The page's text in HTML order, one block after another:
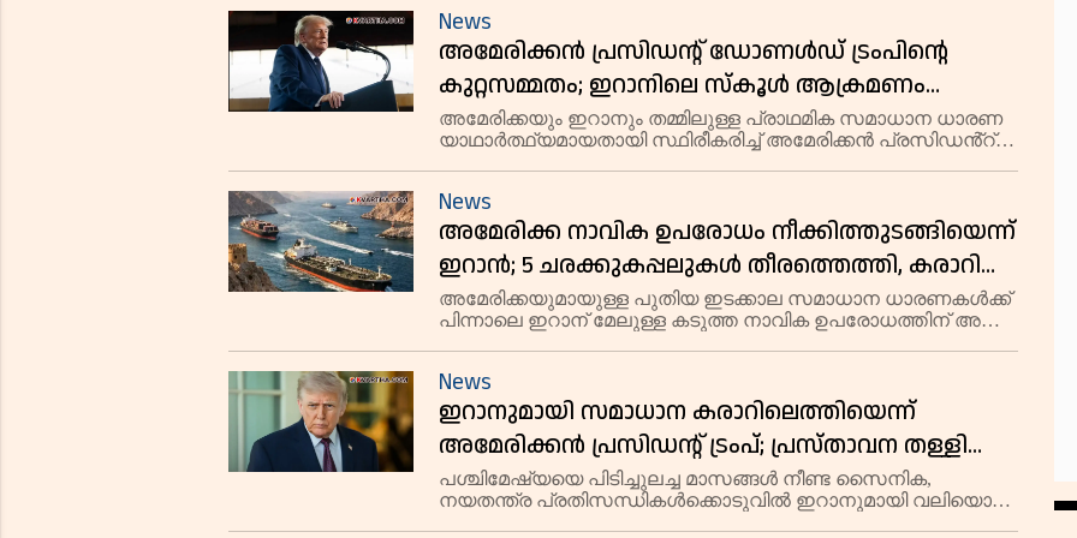
News
അമേരിക്കൻ പ്രസിഡൻ്റ് ഡോണൾഡ് ട്രംപിൻ്റെ
കുറ്റസമ്മതം; ഇറാനിലെ സ്കൂൾ ആക്രമണം
മനപ്പൂർവമല്ലെന്ന് വിശദീകരണം
അമേരിക്കയും ഇറാനും തമ്മിലുള്ള പ്രാഥമിക സമാധാന ധാരണ
യാഥാർത്ഥ്യമായതായി സ്ഥിരീകരിച്ച് അമേരിക്കൻ പ്രസിഡൻ്റ്
News
അമേരിക്ക നാവിക ഉപരോധം നീക്കിത്തുടങ്ങിയെന്ന്
ഇറാൻ; 5 ചരക്കുകപ്പലുകൾ തീരത്തെത്തി, കരാറിൽ
ഡിജിറ്റലായി ഒപ്പുവെച്ചതായി യുഎസ്
അമേരിക്കയുമായുള്ള പുതിയ ഇടക്കാല സമാധാന ധാരണകൾക്ക്
പിന്നാലെ ഇറാന് മേലുള്ള കടുത്ത നാവിക ഉപരോധത്തിന് അയവ്
News
ഇറാനുമായി സമാധാന കരാറിലെത്തിയെന്ന്
അമേരിക്കൻ പ്രസിഡന്റ് ട്രംപ്; പ്രസ്താവന തള്ളി
ഇറാൻ, 'തങ്ങൾ അന്തിമ തീരുമാനത്തിൽ
എത്തിയിട്ടില്ല'
പശ്ചിമേഷ്യയെ പിടിച്ചുലച്ച മാസങ്ങൾ നീണ്ട സൈനിക,
നയതന്ത്ര പ്രതിസന്ധികൾക്കൊടുവിൽ ഇറാനുമായി വലിയൊരു